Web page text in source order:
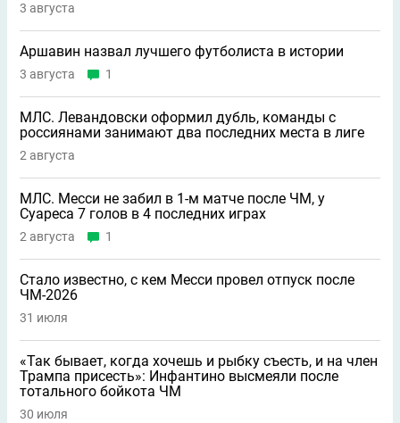
3 августа
Аршавин назвал лучшего футболиста в истории
3 августа 1
МЛС. Левандовски оформил дубль, команды с
россиянами занимают два последних места в лиге
2 августа
МЛС. Месси не забил в 1-м матче после ЧМ, у
Суареса 7 голов в 4 последних играх
2 августа 1
Стало известно, с кем Месси провел отпуск после
ЧМ-2026
31 июля
«Так бывает, когда хочешь и рыбку съесть, и на член
Трампа присесть»: Инфантино высмеяли после
тотального бойкота ЧМ
30 июля